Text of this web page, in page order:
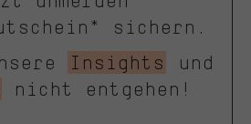
sichern.
Insights
und
nicht entgehen!